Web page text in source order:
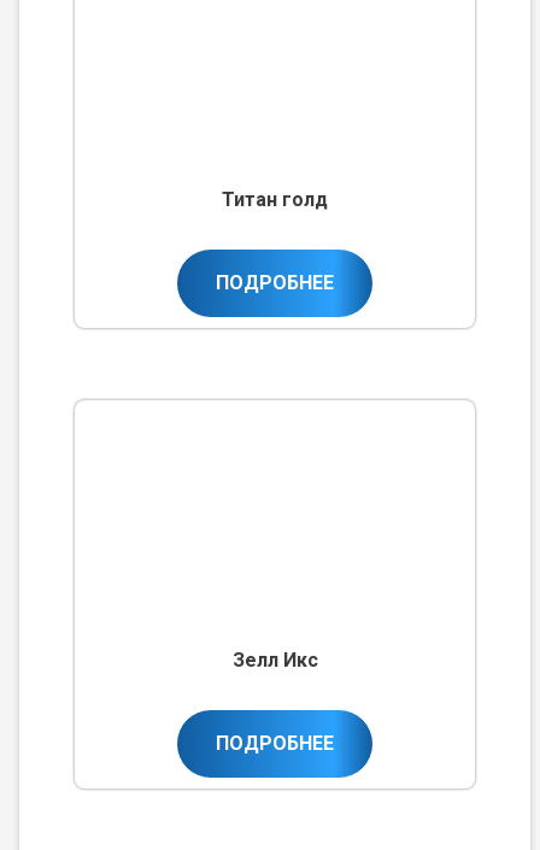
Титан голд
ПОДРОБНЕЕ
Зелл Икс
ПОДРОБНЕЕ